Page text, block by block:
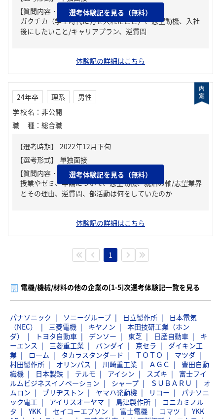
【質問内容・課題】
ガクチカ（学生時代に力を入れたこと）、志望動機、入社
後にしたいこと/キャリアプラン、逆質問
選考体験記を見る（無料）
体験記の詳細はこちら
24年卒 理系
男性
学校名 ： 非公開
職種 ： 総合職
【質問内容・課題】
授業やゼミ、卒論について、志望動機、就活の軸/志望業界
とその理由、逆質問、部活動は何をしていたのか
選考体験記を見る（無料）
体験記の詳細はこちら
1
電機/機械/材料の他の企業の[1-5]次選考体験記一覧を見る
パナソニック ソニーグループ 日立製作所
日本電気
（NEC）
三菱電機 キヤノン
本田技研工業（ホン
ダ）
トヨタ自動車 デンソー 東芝 日産自動車
キ
ーエンス
三菱重工業 バンダイ 京セラ
ダイキン工
業
ローム タカラスタンダード ＴＯＴＯ
マツダ
村田製作所
オリンパス 川崎重工業 ＡＧＣ
豊田自動
織機
日本製鉄 テルモ アイシン スズキ
富士フイ
ルムビジネスイノベーション
シャープ ＳＵＢＡＲＵ
オ
ムロン
ブリヂストン ヤマハ発動機 リコー
パナソニ
ック電工
アイリスオーヤマ 島津製作所
コニカミノル
タ
YKK セイコーエプソン 富士電機 コマツ
YKK